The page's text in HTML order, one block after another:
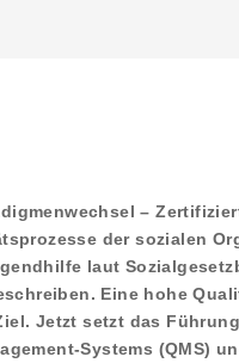
–
der sozialen
laut
Eine hohe
Jetzt setzt das
Systems (QMS)